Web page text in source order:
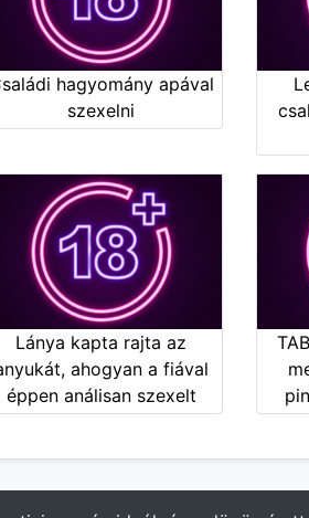
hagyomány apával
szexelni
Lánya kapta rajta az
ahogyan a fiával
éppen análisan szexelt